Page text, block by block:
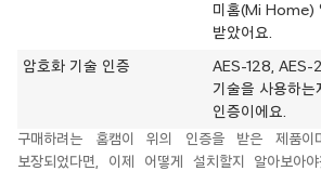
미홈(Mi Home)
받았어요.
암호화 기술 인증
AES-128, AES-
기술을 사용하는
인증이에요.
구매하려는 홈캠이 위의 인증을 받은 제품이
보장되었다면, 이제 어떻게 설치할지 알아보아